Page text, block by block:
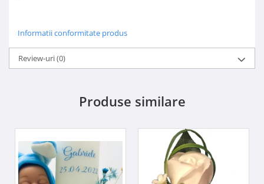
Informatii conformitate produs
Review-uri(0)
Produse similare